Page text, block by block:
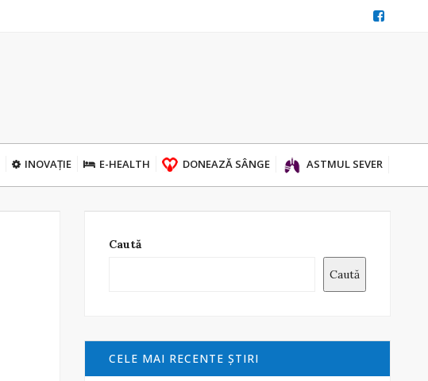
INOVAȚIE E-HEALTH DONEAZĂ SÂNGE ASTMUL SEVER
Caută
Caută
CELE MAI RECENTE ŞTIRI